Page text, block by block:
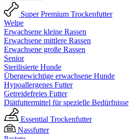
Super Premium Trockenfutter
Welpe
Erwachsene kleine Rassen
Erwachsene mittlere Rassen
Erwachsene große Rassen
Senior
Sterilisierte Hunde
Übergewichtige erwachsene Hunde
Hypoallergenes Futter
Getreidefreies Futter
Diätfuttermittel für spezielle Bedürfnisse
Essential Trockenfutter
Nassfutter